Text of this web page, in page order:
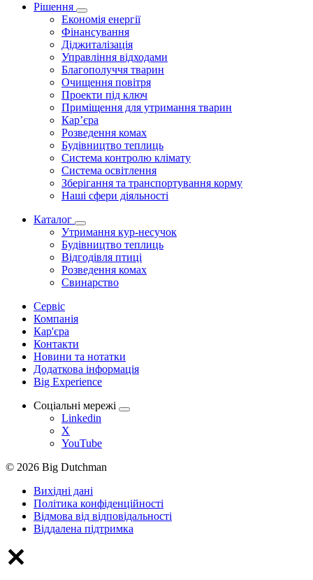
Рішення
Економія енергії
Фінансування
Діджиталізація
Управління відходами
Благополуччя тварин
Очищення повітря
Проекти під ключ
Приміщення для утримання тварин
Кар’єра
Розведення комах
Будівництво теплиць
Система контролю клімату
Система освітлення
Зберігання та транспортування корму
Наші сфери діяльності
Каталог
Утримання кур-несучок
Будівництво теплиць
Відгодівля птиці
Розведення комах
Свинарство
Сервіс
Компанія
Кар'єра
Контакти
Новини та нотатки
Додаткова інформація
Big Experience
Соціальні мережі
Linkedin
X
YouTube
© 2026 Big Dutchman
Вихідні дані
Політика конфіденційності
Відмова від відповідальності
Віддалена підтримка